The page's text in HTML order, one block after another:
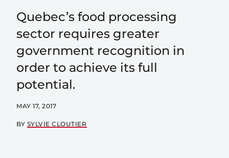
Quebec’s food processing
sector requires greater
government recognition in
order to achieve its full
potential.
MAY 17, 2017
BY SYLVIE CLOUTIER